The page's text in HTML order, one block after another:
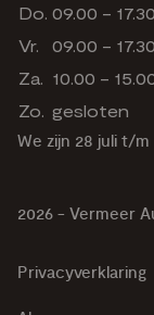
Do. 09.00 - 17.30
Vr.
09.00 - 17.30
Za.
10.00 -
Zo. gesloten
We zijn 28 juli t/m
2026 - Vermeer
Privacyverklaring